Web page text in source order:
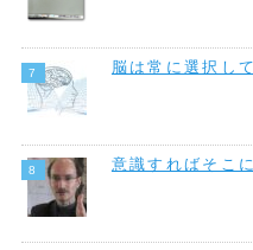
脳は常に選択し
意識すればそこ